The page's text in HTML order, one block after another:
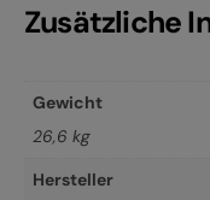
Zusätzliche
Gewicht
26,6 kg
Hersteller